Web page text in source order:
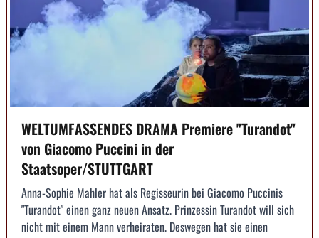
WELTUMFASSENDES DRAMA Premiere "Turandot"
von Giacomo Puccini in der
Staatsoper/STUTTGART
Anna-Sophie Mahler hat als Regisseurin bei Giacomo Puccinis
"Turandot" einen ganz neuen Ansatz. Prinzessin Turandot will sich
nicht mit einem Mann verheiraten. Deswegen hat sie einen